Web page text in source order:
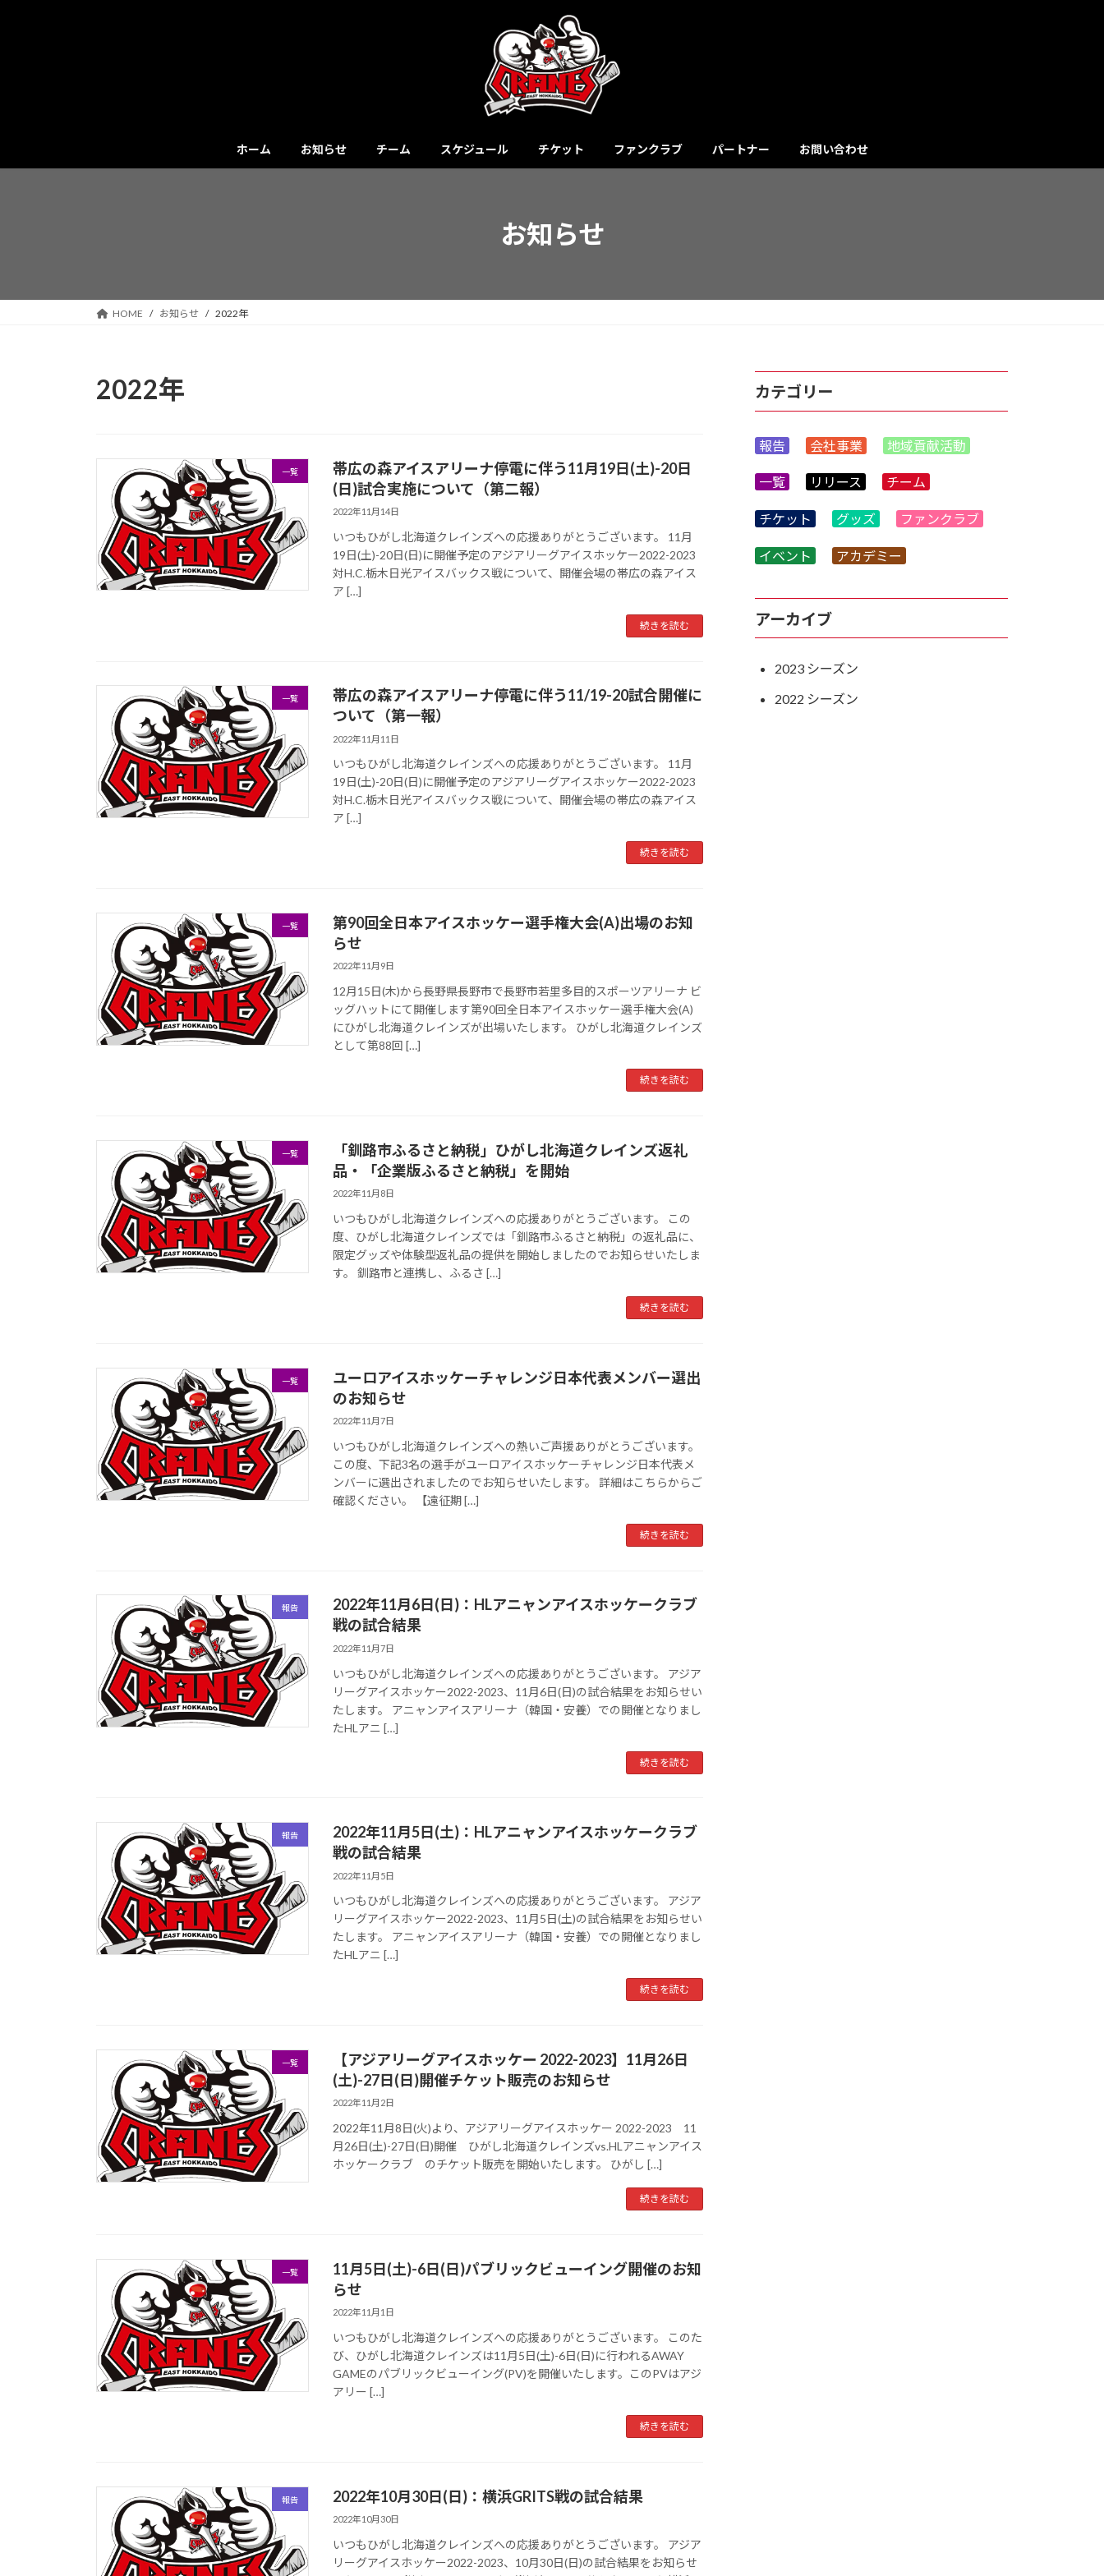
ッ
移
ホーム お知らせ チーム スケジュール チケット ファンクラブ パートナー お問い合わせ
お知らせ
HOME お知らせ 2022年
2022年
一覧
帯広の森アイスアリーナ停電に伴う11月19日(土)-20日
(日)試合実施について（第二報）
2022年11月14日
いつもひがし北海道クレインズへの応援ありがとうございます。 11月
19日(土)-20日(日)に開催予定のアジアリーグアイスホッケー2022-2023
対H.C.栃木日光アイスバックス戦について、開催会場の帯広の森アイス
ア […]
続きを読む
一覧
帯広の森アイスアリーナ停電に伴う11/19-20試合開催に
ついて（第一報）
2022年11月11日
いつもひがし北海道クレインズへの応援ありがとうございます。 11月
19日(土)-20日(日)に開催予定のアジアリーグアイスホッケー2022-2023
対H.C.栃木日光アイスバックス戦について、開催会場の帯広の森アイス
ア […]
続きを読む
一覧
第90回全日本アイスホッケー選手権大会(A)出場のお知
らせ
2022年11月9日
12月15日(木)から長野県長野市で長野市若里多目的スポーツアリーナ ビ
ッグハットにて開催します第90回全日本アイスホッケー選手権大会(A)
にひがし北海道クレインズが出場いたします。 ひがし北海道クレインズ
として第88回 […]
続きを読む
一覧
「釧路市ふるさと納税」ひがし北海道クレインズ返礼
品・「企業版ふるさと納税」を開始
2022年11月8日
いつもひがし北海道クレインズへの応援ありがとうございます。 この
度、ひがし北海道クレインズでは「釧路市ふるさと納税」の返礼品に、
限定グッズや体験型返礼品の提供を開始しましたのでお知らせいたしま
す。 釧路市と連携し、ふるさ […]
続きを読む
一覧
ユーロアイスホッケーチャレンジ日本代表メンバー選出
のお知らせ
2022年11月7日
いつもひがし北海道クレインズへの熱いご声援ありがとうございます。
この度、下記3名の選手がユーロアイスホッケーチャレンジ日本代表メ
ンバーに選出されましたのでお知らせいたします。 詳細はこちらからご
確認ください。 【遠征期 […]
続きを読む
報告
2022年11月6日(日)：HLアニャンアイスホッケークラブ
戦の試合結果
2022年11月7日
いつもひがし北海道クレインズへの応援ありがとうございます。 アジア
リーグアイスホッケー2022-2023、11月6日(日)の試合結果をお知らせい
たします。 アニャンアイスアリーナ（韓国・安養）での開催となりまし
たHLアニ […]
続きを読む
報告
2022年11月5日(土)：HLアニャンアイスホッケークラブ
戦の試合結果
2022年11月5日
いつもひがし北海道クレインズへの応援ありがとうございます。 アジア
リーグアイスホッケー2022-2023、11月5日(土)の試合結果をお知らせい
たします。 アニャンアイスアリーナ（韓国・安養）での開催となりまし
たHLアニ […]
続きを読む
一覧
【アジアリーグアイスホッケー 2022-2023】11月26日
(土)-27日(日)開催チケット販売のお知らせ
2022年11月2日
2022年11月8日(火)より、アジアリーグアイスホッケー 2022-2023 11
月26日(土)-27日(日)開催 ひがし北海道クレインズvs.HLアニャンアイス
ホッケークラブ のチケット販売を開始いたします。 ひがし […]
続きを読む
一覧
11月5日(土)-6日(日)パブリックビューイング開催のお知
らせ
2022年11月1日
いつもひがし北海道クレインズへの応援ありがとうございます。 このた
び、ひがし北海道クレインズは11月5日(土)-6日(日)に行われるAWAY
GAMEのパブリックビューイング(PV)を開催いたします。このPVはアジ
アリー […]
続きを読む
報告 2022年10月30日(日)：横浜GRITS戦の試合結果
2022年10月30日
いつもひがし北海道クレインズへの応援ありがとうございます。 アジア
リーグアイスホッケー2022-2023、10月30日(日)の試合結果をお知らせ
カテゴリー
報告 会社事業 地域貢献活動
一覧 リリース チーム
チケット グッズ ファンクラブ
イベント アカデミー
アーカイブ
2023
2022